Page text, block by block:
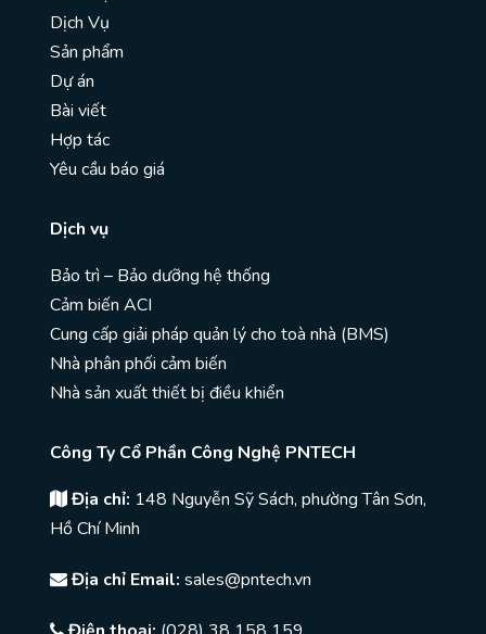
Dịch Vụ
Sản phẩm
Dự án
Bài viết
Hợp tác
Yêu cầu báo giá
Dịch vụ
Bảo trì – Bảo dưỡng hệ thống
Cảm biến ACI
Cung cấp giải pháp quản lý cho toà nhà (BMS)
Nhà phân phối cảm biến
Nhà sản xuất thiết bị điều khiển
Công Ty Cổ Phần Công Nghệ PNTECH
Địa chỉ: 148 Nguyễn Sỹ Sách, phường Tân Sơn,
Hồ Chí Minh
Địa chỉ Email: sales@pntech.vn